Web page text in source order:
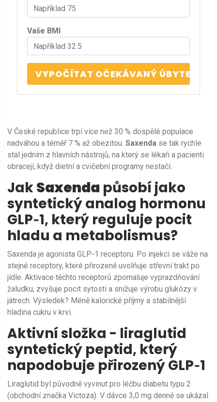
Vaše BMI
VYPOČÍTAT OČEKÁVANÝ ÚBYTEK
V České republice trpí více než 30 % dospělé populace
nadváhou a téměř 7 % až obezitou. Saxenda se tak rychle
stal jedním z hlavních nástrojů, na který se lékaři a pacienti
obracejí, když dietní a cvičební programy nestačí.
JakSaxenda působí jako
syntetický analog hormonu
GLP‑1, který reguluje pocit
hladu a metabolismus?
Saxenda je agonista GLP‑1 receptoru. Po injekci se váže na
stejné receptory, které přirozeně uvolňuje střevní trakt po
jídle. Aktivace těchto receptorů zpomaluje vyprazdňování
žaludku, zvyšuje pocit sytosti a snižuje výrobu glukózy v
játrech. Výsledek? Méně kalorické příjmy a stabilnější
hladina cukru v krvi.
Aktivní složka - liraglutid
syntetický peptid, který
napodobuje přirozený GLP‑1
Liraglutid byl původně vyvinut pro léčbu diabetu typu 2
(obchodní značka Victoza). V dávce 3,0 mg denně se ukázal